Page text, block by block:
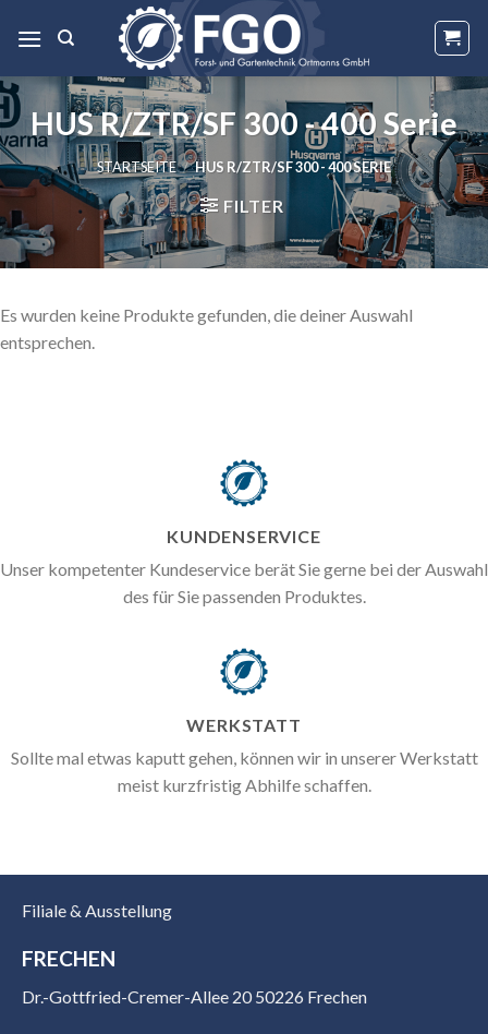
HUS R/ZTR/SF 300 - 400 Serie
STARTSEITE / HUS R/ZTR/SF 300 - 400 SERIE
FILTER
Es wurden keine Produkte gefunden, die deiner Auswahl
entsprechen.
KUNDENSERVICE
Unser kompetenter Kundeservice berät Sie gerne bei der Auswahl
des für Sie passenden Produktes.
WERKSTATT
Sollte mal etwas kaputt gehen, können wir in unserer Werkstatt
meist kurzfristig Abhilfe schaffen.
Filiale & Ausstellung
FRECHEN
Dr.-Gottfried-Cremer-Allee 20 50226 Frechen